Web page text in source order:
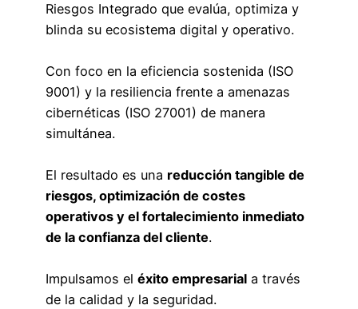
Riesgos Integrado que evalúa, optimiza y
blinda su ecosistema digital y operativo.
Con foco en la eficiencia sostenida (ISO
9001) y la resiliencia frente a amenazas
cibernéticas (ISO 27001) de manera
simultánea.
El resultado es una reducción tangible de
riesgos, optimización de costes
operativos y el fortalecimiento inmediato
de la confianza del cliente.
Impulsamos el éxito empresarial a través
de la calidad y la seguridad.